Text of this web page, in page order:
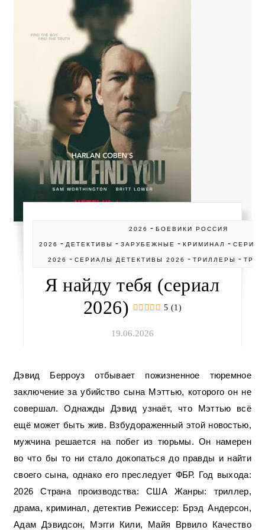
2026 - БОЕВИКИ РОССИЯ
2026 - ДЕТЕКТИВЫ -ЗАРУБЕЖНЫЕ -КРИМИНАЛ -
2026 -СЕРИАЛЫ ДЕТЕКТИВЫ 2026 -ТРИЛЛЕРЫ -
Я найду тебя (сериал
2026)
5 (1)
19.06.2026
Дэвид Берроуз отбывает пожизненное тюремное
заключение за убийство сына Мэттью, которого он не
совершал. Однажды Дэвид узнаёт, что Мэттью всё
ещё может быть жив. Взбудораженный этой новостью,
мужчина решается на побег из тюрьмы. Он намерен
во что бы то ни стало докопаться до правды и найти
своего сына, однако его преследует ФБР. Год выхода:
2026 Страна производства: США Жанры: триллер,
драма, криминал, детектив Режиссер: Брэд Андерсон,
Адам Дэвидсон, Мэгги Кили, Майя Врвило Качество